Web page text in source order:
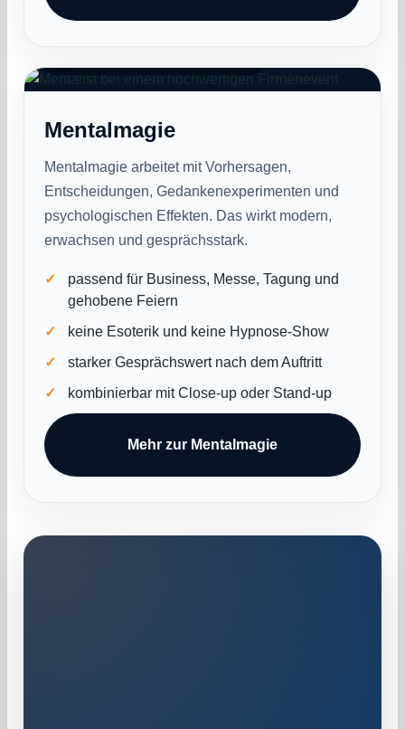
Mentalmagie
Mentalmagie arbeitet mit Vorhersagen,
Entscheidungen, Gedankenexperimenten und
psychologischen Effekten. Das wirkt modern,
erwachsen und gesprächsstark.
passend für Business, Messe, Tagung und
gehobene Feiern
keine Esoterik und keine Hypnose-Show
starker Gesprächswert nach dem Auftritt
kombinierbar mit Close-up oder Stand-up
Mehr zur Mentalmagie